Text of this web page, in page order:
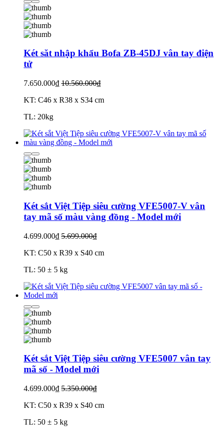
Két săt nhập khẩu Bofa ZB-45DJ vân tay điện
tử
7.650.000₫ 10.560.000₫
KT: C46 x R38 x S34 cm
TL: 20kg
Két sắt Việt Tiệp siêu cường VFE5007-V vân
tay mã số màu vàng đồng - Model mới
4.699.000₫ 5.699.000₫
KT: C50 x R39 x S40 cm
TL: 50 ± 5 kg
Két sắt Việt Tiệp siêu cường VFE5007 vân tay
mã số - Model mới
4.699.000₫ 5.350.000₫
KT: C50 x R39 x S40 cm
TL: 50 ± 5 kg